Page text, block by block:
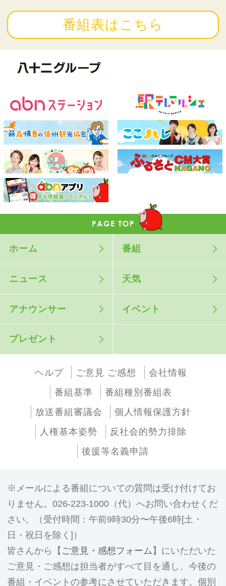
番組表はこちら
ホーム 番組
ニュース 天気
アナウンサー イベント
プレゼント
ヘルプ ご意見 ご感想
会社情報
番組基準
番組種別番組表
放送番組審議会
個人情報保護方針
人権基本姿勢
反社会的勢力排除
後援等名義申請
メールによる番組についての質問は受け付けてお
りません。026-223-1000（代）へお問い合わせくだ
さい。（受付時間：午前9時30分〜午後6時[土・
日・祝日を除く]）
皆さんから【 ご意見・感想フォーム 】にいただいた
ご意見・ご感想は担当者がすべて目を通し、今後の
番組・イベントの参考にさせていただきます。個別